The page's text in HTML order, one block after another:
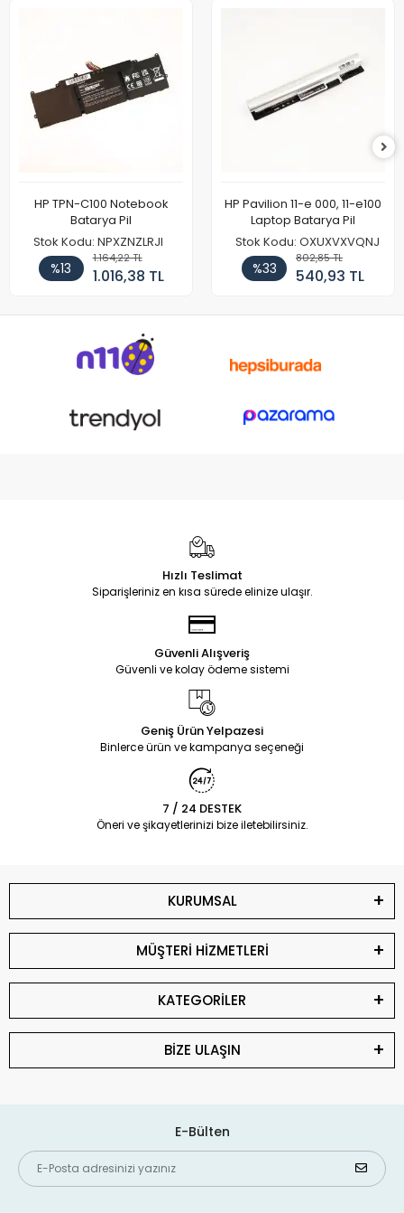
HP TPN-C100 Notebook
Batarya Pil
Stok Kodu: NPXZNZLRJI
%13
1.164,22 TL
1.016,38 TL
HP Pavilion 11-e 000, 11-e100
Laptop Batarya Pil
Stok Kodu: OXUXVXVQNJ
%33
802,85 TL
540,93 TL
Hızlı Teslimat
Siparişleriniz en kısa sürede elinize ulaşır.
Güvenli Alışveriş
Güvenli ve kolay ödeme sistemi
Geniş Ürün Yelpazesi
Binlerce ürün ve kampanya seçeneği
7 / 24 DESTEK
Öneri ve şikayetlerinizi bize iletebilirsiniz.
KURUMSAL
MÜŞTERİ HİZMETLERİ
KATEGORİLER
BİZE ULAŞIN
E-Bülten